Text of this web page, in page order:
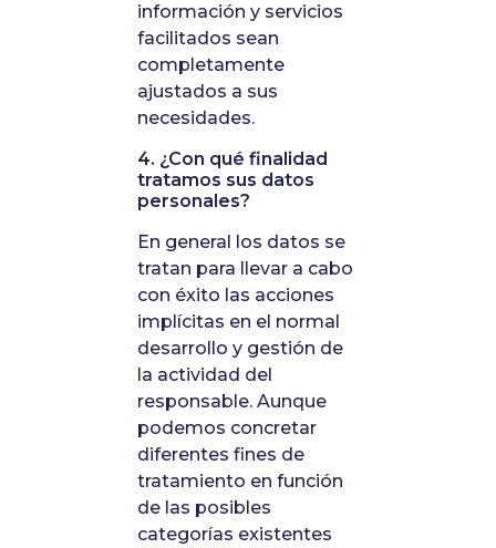
información y servicios
facilitados sean
completamente
ajustados a sus
necesidades.
4. ¿Con qué finalidad
tratamos sus datos
personales?
En general los datos se
tratan para llevar a cabo
con éxito las acciones
implícitas en el normal
desarrollo y gestión de
la actividad del
responsable. Aunque
podemos concretar
diferentes fines de
tratamiento en función
de las posibles
categorías existentes